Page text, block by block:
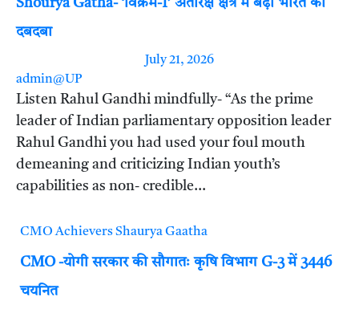
Shourya Gatha- ‘विक्रम-1’ अंतरिक्ष क्षेत्र में बढ़ा भारत का
दबदबा
July 21, 2026
admin@UP
Listen Rahul Gandhi mindfully- “As the prime
leader of Indian parliamentary opposition leader
Rahul Gandhi you had used your foul mouth
demeaning and criticizing Indian youth’s
capabilities as non- credible…
CMO AchieversShaurya Gaatha
CMO -योगी सरकार की सौगातः कृषि विभाग G-3 में 3446
चयनित